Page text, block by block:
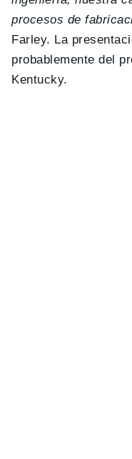
procesos de
Farley. La
probablemente del
Kentucky.